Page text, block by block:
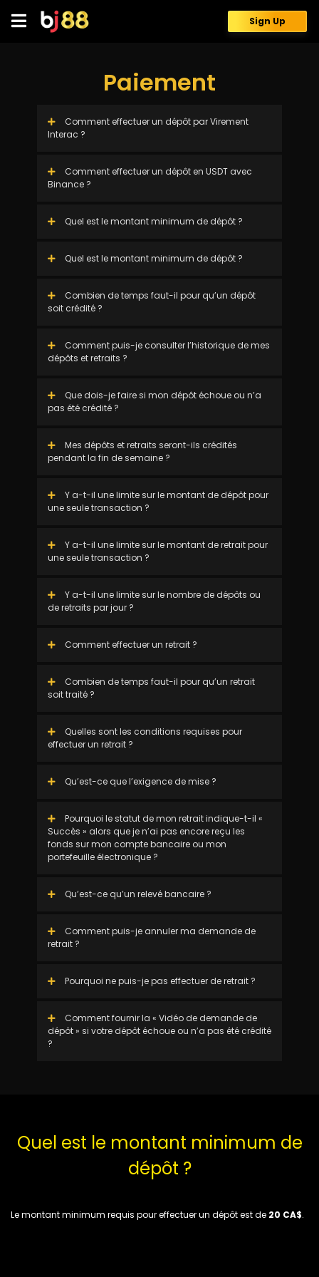
content
Sign Up
Paiement
Comment effectuer un dépôt par Virement
Interac ?
Comment effectuer un dépôt en USDT avec
Binance ?
Quel est le montant minimum de dépôt ?
Quel est le montant minimum de dépôt ?
Combien de temps faut-il pour qu’un dépôt
soit crédité ?
Comment puis-je consulter l’historique de mes
dépôts et retraits ?
Que dois-je faire si mon dépôt échoue ou n’a
pas été crédité ?
Mes dépôts et retraits seront-ils crédités
pendant la fin de semaine ?
Y a-t-il une limite sur le montant de dépôt pour
une seule transaction ?
Y a-t-il une limite sur le montant de retrait pour
une seule transaction ?
Y a-t-il une limite sur le nombre de dépôts ou
de retraits par jour ?
Comment effectuer un retrait ?
Combien de temps faut-il pour qu’un retrait
soit traité ?
Quelles sont les conditions requises pour
effectuer un retrait ?
Qu’est-ce que l’exigence de mise ?
Pourquoi le statut de mon retrait indique-t-il «
Succès » alors que je n’ai pas encore reçu les
fonds sur mon compte bancaire ou mon
portefeuille électronique ?
Qu’est-ce qu’un relevé bancaire ?
Comment puis-je annuler ma demande de
retrait ?
Pourquoi ne puis-je pas effectuer de retrait ?
Comment fournir la « Vidéo de demande de
dépôt » si votre dépôt échoue ou n’a pas été crédité
?
Quel est le montant minimum de
dépôt ?
Le montant minimum requis pour effectuer un dépôt est de 20 CA$.